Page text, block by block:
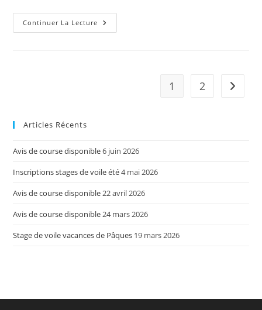
Continuer La Lecture Séance
Du
1 2 Aller à
Articles Récents
Avis de course disponible6 juin 2026
Inscriptions stages de voile été4 mai 2026
Avis de course disponible22 avril 2026
Avis de course disponible24 mars 2026
Stage de voile vacances de Pâques 19 mars 2026